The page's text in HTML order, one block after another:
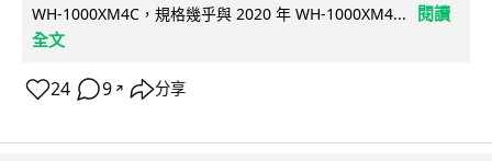
WH-1000XM4C，規格幾乎與 2020 年 WH-1000XM4...
閱讀
全文
24 9 ↗ 分享